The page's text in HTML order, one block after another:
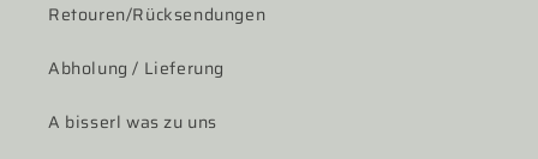
Retouren/Rücksendungen
Abholung / Lieferung
A bisserl was zu uns